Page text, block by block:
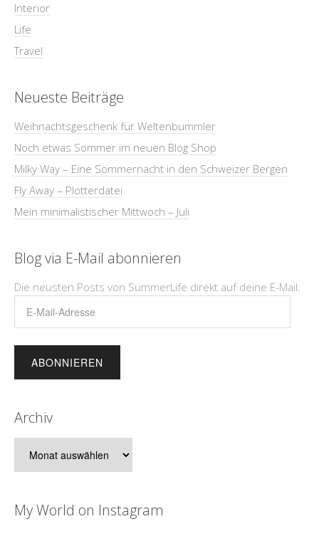
Interior
Life
Travel
Neueste Beiträge
Weihnachtsgeschenk für Weltenbummler
Noch etwas Sommer im neuen Blog Shop
Milky Way – Eine Sommernacht in den Schweizer Bergen
Fly Away – Plotterdatei
Mein minimalistischer Mittwoch – Juli
Blog via E-Mail abonnieren
Die neusten Posts von SummerLife direkt auf deine E-Mail.
Archiv
My World on Instagram